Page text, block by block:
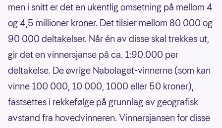
men i snitt er det en ukentlig omsetning på mellom 4
og 4,5 millioner kroner. Det tilsier mellom 80 000 og
90 000 deltakelser. Når én av disse skal trekkes ut,
gir det en vinnersjanse på ca. 1:90.000 per
deltakelse. De øvrige Nabolaget-vinnerne (som kan
vinne 100 000, 10 000, 1000 eller 50 kroner),
fastsettes i rekkefølge på grunnlag av geografisk
avstand fra hovedvinneren. Vinnersjansen for disse